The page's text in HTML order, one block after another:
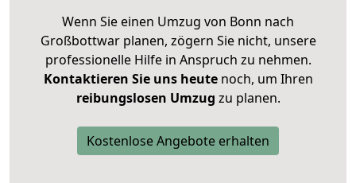
Wenn Sie einen Umzug von Bonn nach
Großbottwar planen, zögern Sie nicht, unsere
professionelle Hilfe in Anspruch zu nehmen.
Kontaktieren Sie uns heutenoch, um Ihren
reibungslosen Umzug zu planen.
Kostenlose Angebote erhalten